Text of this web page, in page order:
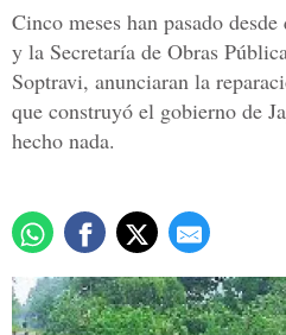
Cinco meses han pasado
y la Secretaría de Obras
Soptravi, anunciaran la
que construyó el gobierno de
hecho nada.